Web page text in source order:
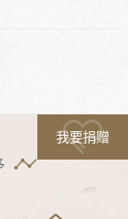
我要捐赠